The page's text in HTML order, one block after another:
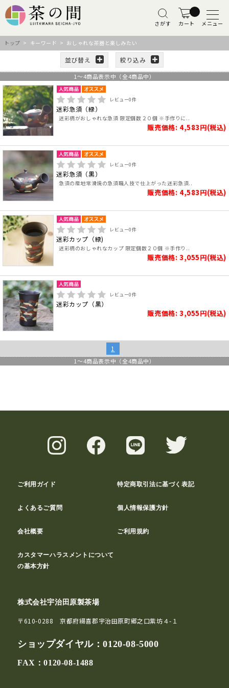
さがす カート メニュー
トップ > キーワード > おしゃれな茶器と楽しみたい
並び替え 絞り込み
1 ～4商品表示中（全4商品中）
レビュー0件
迷彩急須（緑）
迷彩柄がおしゃれな急須 限定個数２０個 ※手作りに..
販売価格: 4,583円(税込)
レビュー0件
迷彩急須（黒）
急須の産地常滑焼の急須職人技で仕上がった迷彩急須..
販売価格: 4,583円(税込)
レビュー0件
迷彩カップ（緑)
迷彩柄のおしゃれなカップ 限定個数２０個 ※手作り..
販売価格: 3,055円(税込)
レビュー0件
迷彩カップ（黒）
販売価格: 3,055円(税込)
1
1 ～4商品表示中（全4商品中）
ご利用ガイド 特定商取引法に基づく表記
よくあるご質問 個人情報保護方針
会社概要 ご利用規約
カスタマーハラスメントについて
の基本方針
株式会社宇治田原製茶場
〒610-0288 京都府綴喜郡宇治田原町郷之口紫坊４-１
ショップダイヤル：0120-08-5000
FAX：0120-08-1488